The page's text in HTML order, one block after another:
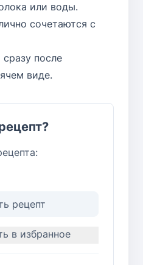
или воды.
сочетаются с
после
виде.
рецепт
в избранное